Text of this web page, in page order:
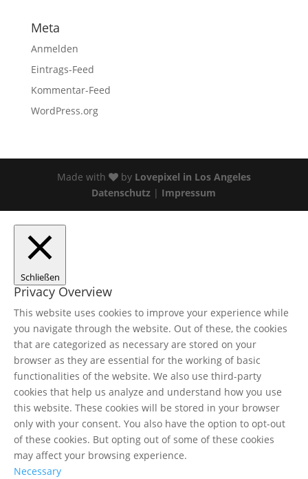
Meta
Anmelden
Eintrags-Feed
Kommentar-Feed
WordPress.org
Made with by Lovepixel in Los Angeles
Datenschutz | Impressum
Schließen
Privacy Overview
This website uses cookies to improve your experience while
you navigate through the website. Out of these, the cookies
that are categorized as necessary are stored on your
browser as they are essential for the working of basic
functionalities of the website. We also use third-party
cookies that help us analyze and understand how you use
this website. These cookies will be stored in your browser
only with your consent. You also have the option to opt-out
of these cookies. But opting out of some of these cookies
may affect your browsing experience.
Necessary